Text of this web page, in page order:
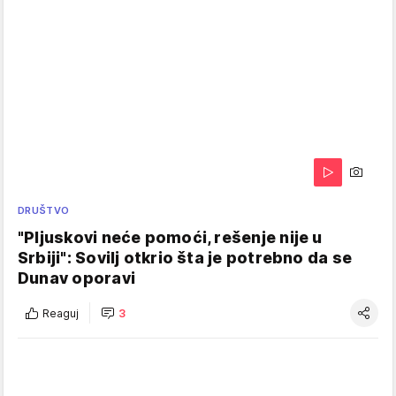
DRUŠTVO
"Pljuskovi neće pomoći, rešenje nije u
Srbiji": Sovilj otkrio šta je potrebno da se
Dunav oporavi
Reaguj 3